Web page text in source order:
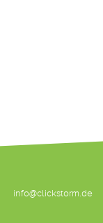
info@clickstorm.de